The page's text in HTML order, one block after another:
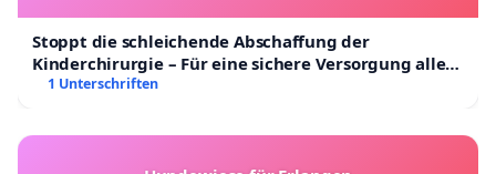
Stoppt die schleichende Abschaffung der
Kinderchirurgie – Für eine sichere Versorgung aller
Kinder in Deutschland
1 Unterschriften